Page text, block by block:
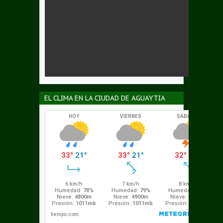
EL CLIMA EN LA CIUDAD DE AGUAYTIA